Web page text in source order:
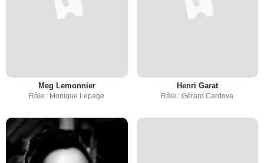
Meg Lemonnier
Rôle : Monique Lepage
Henri Garat
Rôle : Gérard Cardova